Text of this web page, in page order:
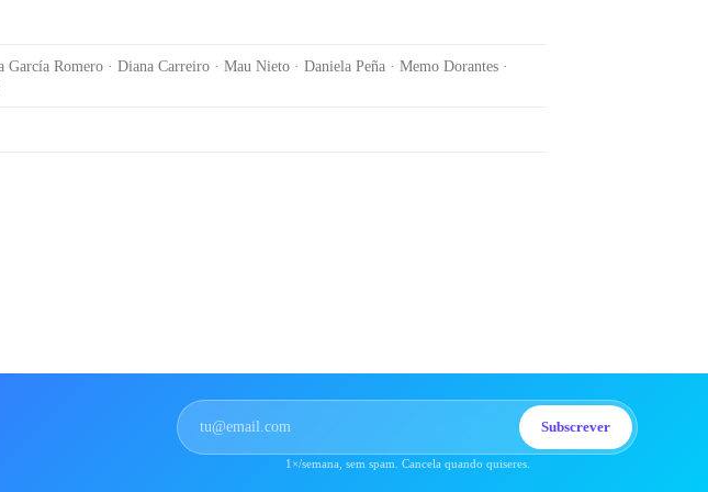
Romero · Diana Carreiro · Mau Nieto · Daniela Peña · Memo Dorantes ·
Subscrever
1×/semana, sem spam. Cancela quando quiseres.